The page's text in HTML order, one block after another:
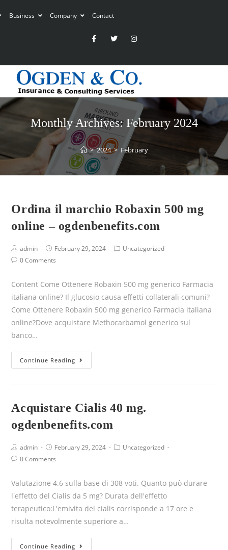
Business Company Contact
Monthly Archives: February 2024
> 2024 > February
Ordina il marchio Robaxin 500 mg
online – ogdenbenefits.com
admin February 29, 2024
Uncategorized
0 Comments
Content Come Ottenere Robaxin 500 mg generico Farmacia
italiana online? Il glucosio causa effetti collaterali comuni?
Come Ottenere Robaxin 500 mg generico Farmacia italiana
online?Dove acquistare Methocarbamol generico sul
banco…
Continue Reading
Acquistare Cialis 40 mg.
ogdenbenefits.com
admin February 29, 2024
Uncategorized
0 Comments
Valutazione 4.6 sulla base di 308 voti. Quanto può durare
l'effetto del Cialis da 5 mg? Durata dell'effetto
terapeutico:L'emivita del cialis corrisponde a 17 ore e
risulta notevolmente superiore a…
Continue Reading